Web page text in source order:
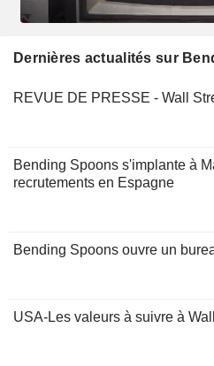
Dernières actualités sur
REVUE DE PRESSE - Wall
Bending Spoons s'implante à
recrutements en Espagne
Bending Spoons ouvre un
USA-Les valeurs à suivre à